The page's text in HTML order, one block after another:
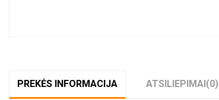
PREKĖS INFORMACIJA ATSILIEPIMAI(0)